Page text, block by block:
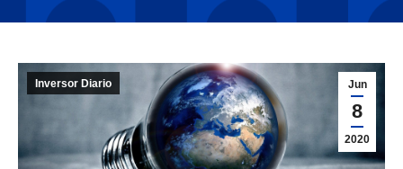
Estás aquí:
Jun
8
2020
Inversor Diario